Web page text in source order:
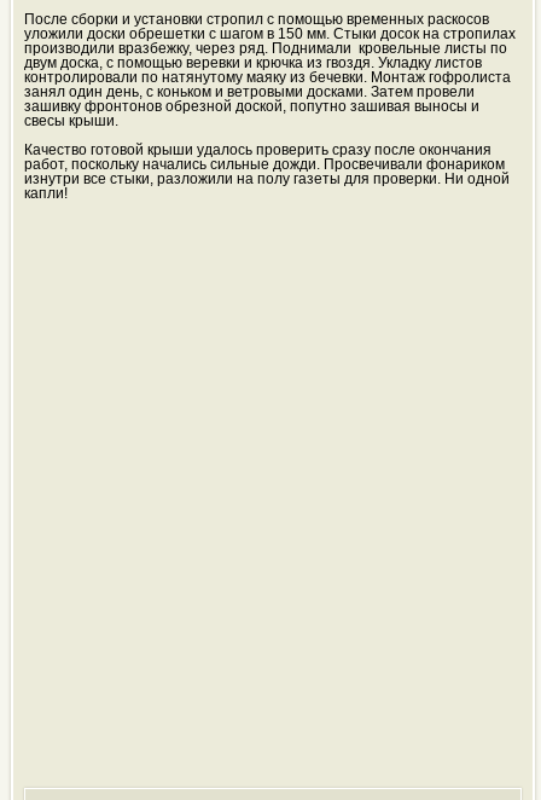
После сборки и установки стропил с помощью временных раскосов
уложили доски обрешетки с шагом в 150 мм. Стыки досок на стропилах
производили вразбежку, через ряд. Поднимали кровельные листы по
двум доска, с помощью веревки и крючка из гвоздя. Укладку листов
контролировали по натянутому маяку из бечевки. Монтаж гофролиста
занял один день, с коньком и ветровыми досками. Затем провели
зашивку фронтонов обрезной доской, попутно зашивая выносы и
свесы крыши.
Качество готовой крыши удалось проверить сразу после окончания
работ, поскольку начались сильные дожди. Просвечивали фонариком
изнутри все стыки, разложили на полу газеты для проверки. Ни одной
капли!